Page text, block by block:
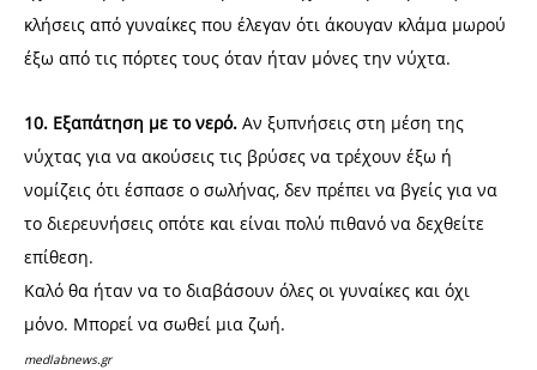
κλήσεις από γυναίκες που έλεγαν ότι άκουγαν κλάμα μωρού
έξω από τις πόρτες τους όταν ήταν μόνες την νύχτα.
10. Εξαπάτηση με το νερό. Αν ξυπνήσεις στη μέση της
νύχτας για να ακούσεις τις βρύσες να τρέχουν έξω ή
νομίζεις ότι έσπασε ο σωλήνας, δεν πρέπει να βγείς για να
το διερευνήσεις οπότε και είναι πολύ πιθανό να δεχθείτε
επίθεση.
Καλό θα ήταν να το διαβάσουν όλες οι γυναίκες και όχι
μόνο. Μπορεί να σωθεί μια ζωή.
medlabnews.gr